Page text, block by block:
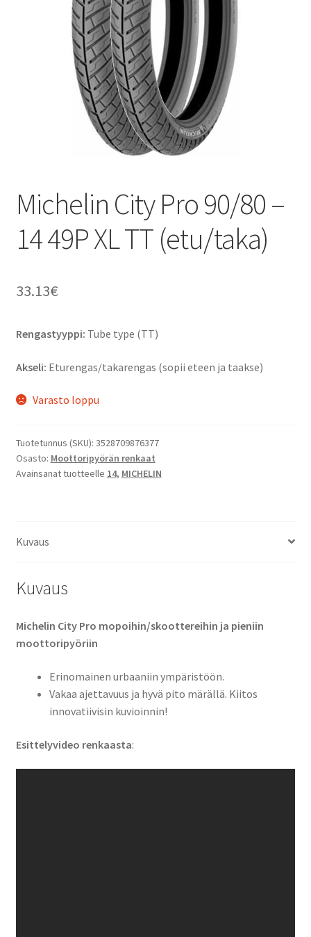
Michelin City Pro 90/80 –
14 49P XL TT (etu/taka)
33.13€
Rengastyyppi: Tube type (TT)
Akseli: Eturengas/takarengas (sopii eteen ja taakse)
Varasto loppu
Tuotetunnus (SKU): 3528709876377
Osasto: Moottoripyörän renkaat
Avainsanat tuotteelle 14, MICHELIN
Kuvaus
Kuvaus
Michelin City Pro mopoihin/skoottereihin ja pieniin
moottoripyöriin
Erinomainen urbaaniin ympäristöön.
Vakaa ajettavuus ja hyvä pito märällä. Kiitos
innovatiivisin kuvioinnin!
Esittelyvideo renkaasta: